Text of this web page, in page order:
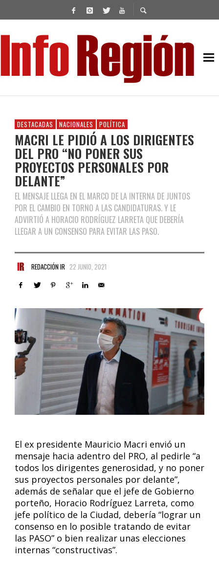
DESTACADAS NACIONALES POLÍTICA
MACRI LE PIDIÓ A LOS DIRIGENTES
DEL PRO “NO PONER SUS
PROYECTOS PERSONALES POR
DELANTE”
EL MENSAJE LLEGA EN EL MARCO DE LA INTERNA DE JUNTOS
POR EL CAMBIO EN TORNO A LAS CANDIDATURAS. Y LE
ADVIRTIÓ A HORACIO RODRÍGUEZ LARRETA QUE DEBERÍA
LLEGAR A UN CONSENSO PARA EVITAR LAS PASO.
REDACCIÓN IR 22 JUNIO, 2021
El ex presidente Mauricio Macri envió un
mensaje hacia adentro del PRO, al pedirle “a
todos los dirigentes generosidad, y no poner
sus proyectos personales por delante”,
además de señalar que el jefe de Gobierno
porteño, Horacio Rodríguez Larreta, como
jefe político de la Ciudad, debería “lograr un
consenso en lo posible tratando de evitar
las PASO” o bien realizar unas elecciones
internas “constructivas”.